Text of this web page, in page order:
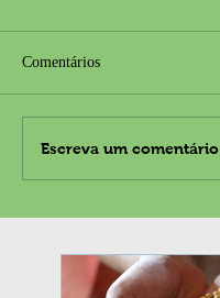
Comentários
Escreva um comentário